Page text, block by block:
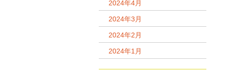
2024年4月
2024年3月
2024年2月
2024年1月